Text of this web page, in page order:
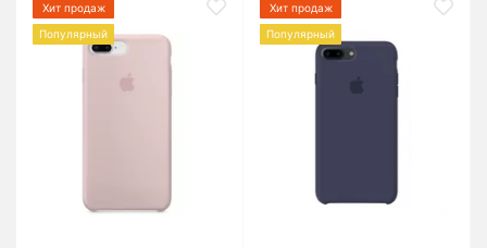
Хит продаж
Популярный
Хит продаж
Популярный